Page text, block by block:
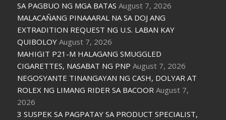
SA PAGBUO NG MGA BATAS August 7, 2026
MALACAÑANG PINAAARAL NA SA DOJ ANG
EXTRADITION REQUEST NG U.S. LABAN KAY
QUIBOLOY August 7, 2026
MAHIGIT P21-M HALAGANG SMUGGLED
CIGARETTES, NASABAT NG PNP August 7, 2026
NEGOSYANTE TINANGAYAN NG CASH, DOLYAR AT
ROLEX NG LIMANG RIDER SA BACOOR August 7,
2026
3 SUSPEK SA PAGPATAY SA PRODUCT SPECIALIST,